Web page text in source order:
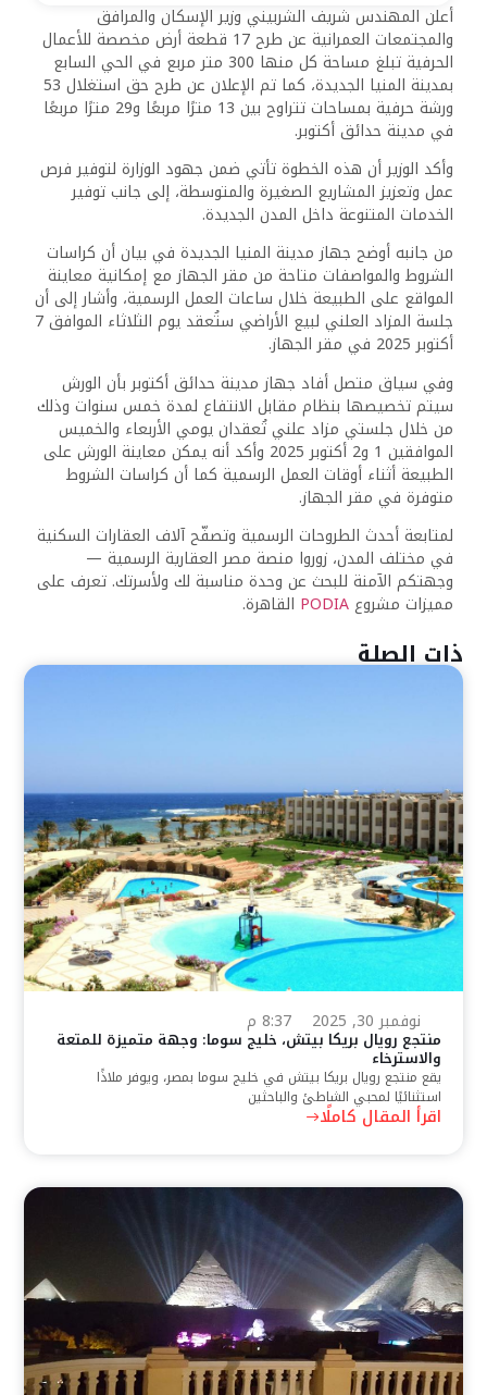
أعلن المهندس شريف الشربيني وزير الإسكان والمرافق
والمجتمعات العمرانية عن طرح 17 قطعة أرض مخصصة للأعمال
الحرفية تبلغ مساحة كل منها 300 متر مربع في الحي السابع
بمدينة المنيا الجديدة، كما تم الإعلان عن طرح حق استغلال 53
ورشة حرفية بمساحات تتراوح بين 13 مترًا مربعًا و29 مترًا مربعًا
في مدينة حدائق أكتوبر.
وأكد الوزير أن هذه الخطوة تأتي ضمن جهود الوزارة لتوفير فرص
عمل وتعزيز المشاريع الصغيرة والمتوسطة، إلى جانب توفير
الخدمات المتنوعة داخل المدن الجديدة.
من جانبه أوضح جهاز مدينة المنيا الجديدة في بيان أن كراسات
الشروط والمواصفات متاحة من مقر الجهاز مع إمكانية معاينة
المواقع على الطبيعة خلال ساعات العمل الرسمية، وأشار إلى أن
جلسة المزاد العلني لبيع الأراضي ستُعقد يوم الثلاثاء الموافق 7
أكتوبر 2025 في مقر الجهاز.
وفي سياق متصل أفاد جهاز مدينة حدائق أكتوبر بأن الورش
سيتم تخصيصها بنظام مقابل الانتفاع لمدة خمس سنوات وذلك
من خلال جلستي مزاد علني تُعقدان يومي الأربعاء والخميس
الموافقين 1 و2 أكتوبر 2025 وأكد أنه يمكن معاينة الورش على
الطبيعة أثناء أوقات العمل الرسمية كما أن كراسات الشروط
متوفرة في مقر الجهاز.
لمتابعة أحدث الطروحات الرسمية وتصفّح آلاف العقارات السكنية
في مختلف المدن، زوروا منصة مصر العقارية الرسمية —
وجهتكم الآمنة للبحث عن وحدة مناسبة لك ولأسرتك. تعرف على
مميزات مشروعPODIA القاهرة.
ذات الصلة
نوفمبر 30, 2025 8:37 م
منتجع رويال بريكا بيتش، خليج سوما: وجهة متميزة للمتعة
والاسترخاء
يقع منتجع رويال بريكا بيتش في خليج سوما بمصر، ويوفر ملاذًا
استثنائيًا لمحبي الشاطئ والباحثين
اقرأ المقال كاملًا